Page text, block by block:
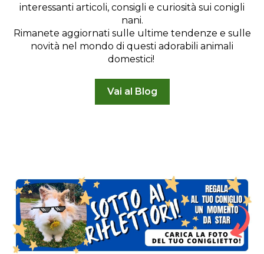
interessanti articoli, consigli e curiosità sui conigli
nani.
Rimanete aggiornati sulle ultime tendenze e sulle
novità nel mondo di questi adorabili animali
domestici!
Vai al Blog